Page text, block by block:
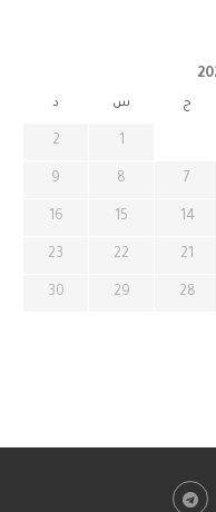
ج س د
1
2
7
8
9
14
15
16
21
22
23
28
29
30